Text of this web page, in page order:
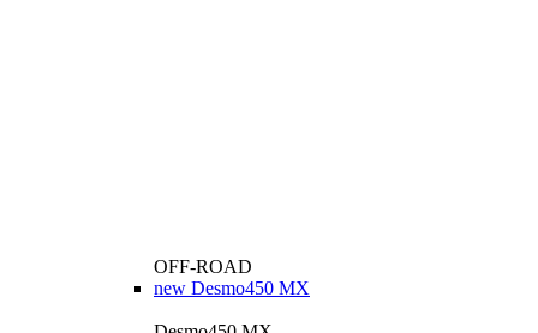
OFF-ROAD
new Desmo450 MX